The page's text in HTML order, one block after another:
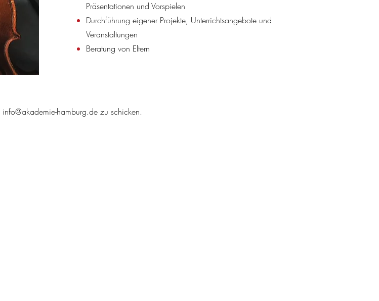
Präsentationen und Vorspielen
Durchführung eigener Projekte, Unterrichtsangebote und
Veranstaltungen
Beratung von Eltern
info@akademie-hamburg.de zu schicken.